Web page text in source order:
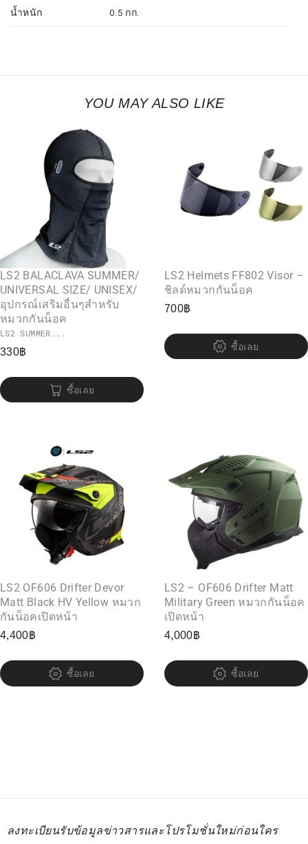
น้ำหนัก 0.5 กก.
YOU MAY ALSO LIKE
LS2 BALACLAVA SUMMER/
UNIVERSAL SIZE/ UNISEX/
อุปกรณ์เสริมอื่นๆสำหรับ
หมวกกันน็อค
330฿
LS2 SUMMER...
ซื้อเลย
LS2 Helmets FF802 Visor –
ชิลด์หมวกกันน็อค
700฿
ซื้อเลย
LS2 OF606 Drifter Devor
Matt Black HV Yellow หมวก
กันน็อคเปิดหน้า
4,400฿
ซื้อเลย
LS2 – OF606 Drifter Matt
Military Green หมวกกันน็อค
เปิดหน้า
4,000฿
ซื้อเลย
ลงทะเบียนรับข้อมูลข่าวสารและโปรโมชั่นใหม่ก่อนใคร